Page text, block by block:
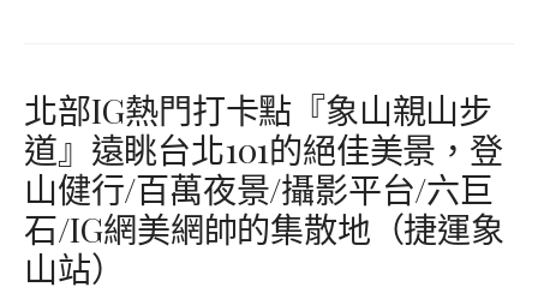
北部IG熱門打卡點『象山親山步
道』遠眺台北101的絕佳美景，登
山健行/百萬夜景/攝影平台/六巨
石/IG網美網帥的集散地（捷運象
山站）